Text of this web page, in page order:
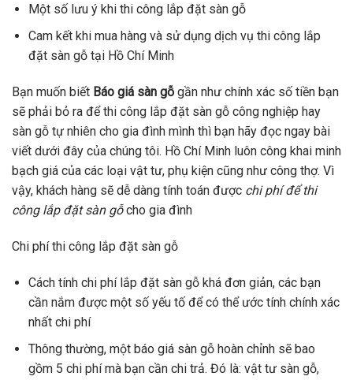
Một số lưu ý khi thi công lắp đặt sàn gỗ
Cam kết khi mua hàng và sử dụng dịch vụ thi công lắp
đặt sàn gỗ tại Hồ Chí Minh
Bạn muốn biết Báo giá sàn gỗ gần như chính xác số tiền bạn
sẽ phải bỏ ra để thi công lắp đặt sàn gỗ công nghiệp hay
sàn gỗ tự nhiên cho gia đình mình thì bạn hãy đọc ngay bài
viết dưới đây của chúng tôi. Hồ Chí Minh luôn công khai minh
bạch giá của các loại vật tư, phụ kiện cũng như công thợ. Vì
vậy, khách hàng sẽ dễ dàng tính toán được chi phí để thi
công lắp đặt sàn gỗcho gia đình
Chi phí thi công lắp đặt sàn gỗ
Cách tính chi phí lắp đặt sàn gỗ khá đơn giản, các bạn
cần nắm được một số yếu tố để có thể ước tính chính xác
nhất chi phí
Thông thường, một báo giá sàn gỗ hoàn chỉnh sẽ bao
gồm 5 chi phí mà bạn cần chi trả. Đó là: vật tư sàn gỗ,